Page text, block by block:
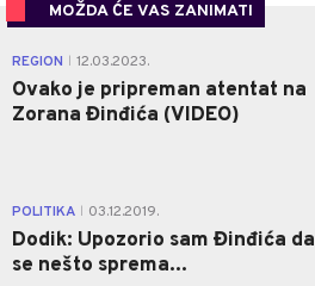
MOŽDA ĆE VAS ZANIMATI
REGION 12.03.2023.
Ovako je pripreman atentat na
Zorana Đinđića (VIDEO)
POLITIKA 03.12.2019.
Dodik: Upozorio sam Đinđića da
se nešto sprema...